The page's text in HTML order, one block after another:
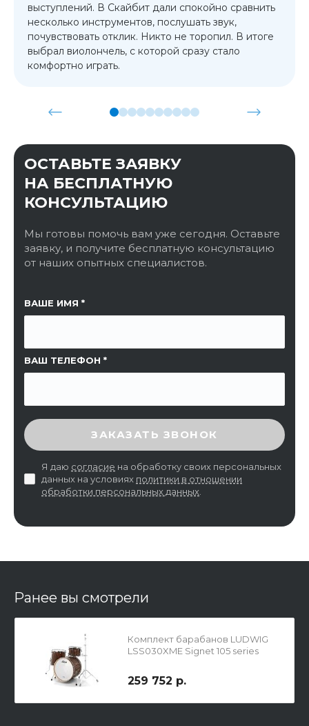
выступлений. В Скайбит дали спокойно сравнить
несколько инструментов, послушать звук,
почувствовать отклик. Никто не торопил. В итоге
выбрал виолончель, с которой сразу стало
комфортно играть.
ОСТАВЬТЕ ЗАЯВКУ
НА БЕСПЛАТНУЮ
КОНСУЛЬТАЦИЮ
Мы готовы помочь вам уже сегодня. Оставьте
заявку, и получите бесплатную консультацию
от наших опытных специалистов.
ВАШЕ ИМЯ
ВАШ ТЕЛЕФОН
ССЫЛКА НА СТРАНИЦУ
ВВЕДИТЕ ПРОВЕРОЧНЫЙ КОД
ЗАКАЗАТЬ ЗВОНОК
Я даю согласие на обработку своих персональных
данных на условиях политики в отношении
обработки персональных данных
Ранее вы смотрели
Комплект барабанов LUDWIG
LSS030XME Signet 105 series
259 752 р.